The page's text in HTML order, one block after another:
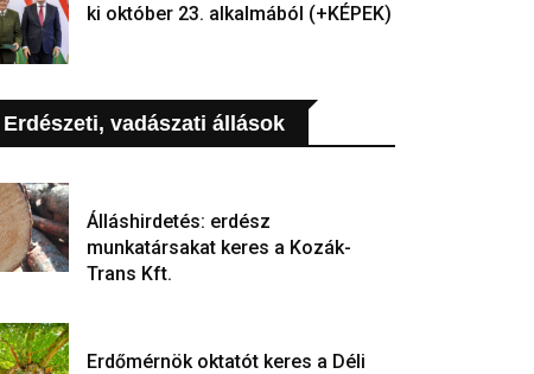
ki október 23. alkalmából (+KÉPEK)
Erdészeti, vadászati állások
Álláshirdetés: erdész
munkatársakat keres a Kozák-
Trans Kft.
Erdőmérnök oktatót keres a Déli